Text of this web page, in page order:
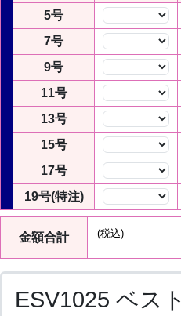
5号
7号
9号
11号
13号
15号
17号
19号(特注)
金額合計 (税込)
ESV1025 ベスト